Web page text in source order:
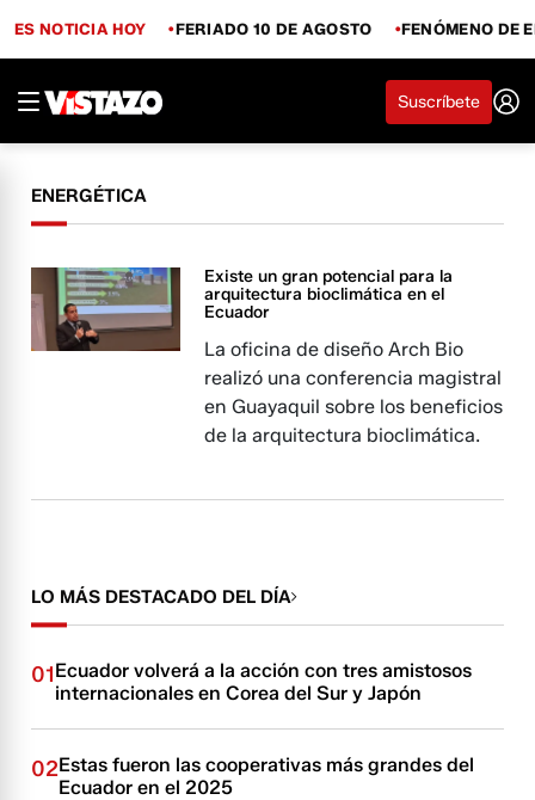
ES NOTICIA HOY FERIADO 10 DE AGOSTO FENÓMENO DE
Suscríbete
ENERGÉTICA
Existe un gran potencial para la
arquitectura bioclimática en el
Ecuador
La oficina de diseño Arch Bio
realizó una conferencia magistral
en Guayaquil sobre los beneficios
de la arquitectura bioclimática.
LO MÁS DESTACADO DEL DÍA
01Ecuador volverá a la acción con tres amistosos
internacionales en Corea del Sur y Japón
02Estas fueron las cooperativas más grandes del
Ecuador en el 2025